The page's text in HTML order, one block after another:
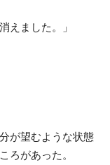
えました。」
が望むような状態
ろがあった。